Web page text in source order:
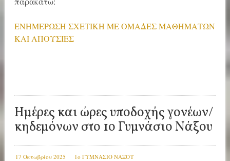
ΕΝΗΜΕΡΩΣΗ ΣΧΕΤΙΚΗ ΜΕ ΟΜΑΔΕΣ ΜΑΘΗΜΑΤΩΝ
ΚΑΙ ΑΠΟΥΣΙΕΣ
Ημέρες και ώρες υποδοχής γονέων/
κηδεμόνων στο 1ο Γυμνάσιο Νάξου
17 Οκτωβρίου 2025 1ο ΓΥΜΝΑΣΙΟ ΝΑΞΟΥ